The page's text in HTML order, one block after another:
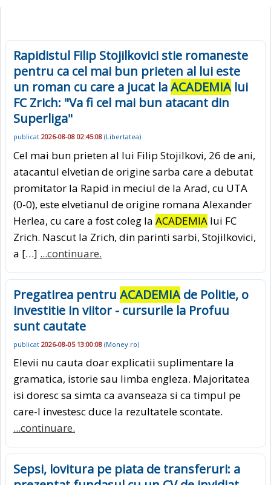
Rapidistul Filip Stojilkovici stie romaneste
pentru ca cel mai bun prieten al lui este
un roman cu care a jucat laACADEMIAlui
FC Zrich: "Va fi cel mai bun atacant din
Superliga"
publicat 2026-08-08 02:45:08 (Libertatea)
Cel mai bun prieten al lui Filip Stojilkovi, 26 de ani,
atacantul elvetian de origine sarba care a debutat
promitator la Rapid in meciul de la Arad, cu UTA
(0-0), este elvetianul de origine romana Alexander
Herlea, cu care a fost coleg la ACADEMIA lui FC
Zrich. Nascut la Zrich, din parinti sarbi, Stojilkovici,
a […] ...continuare.
Pregatirea pentru ACADEMIAde Politie, o
investitie in viitor - cursurile la Profuu
sunt cautate
publicat 2026-08-05 13:00:08 (Money.ro)
Elevii nu cauta doar explicatii suplimentare la
gramatica, istorie sau limba engleza. Majoritatea
isi doresc sa simta ca avanseaza si ca timpul pe
care-l investesc duce la rezultatele scontate.
...continuare.
Sepsi, lovitura pe piata de transferuri: a